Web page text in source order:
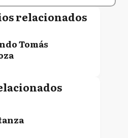
relacionados
Tomás